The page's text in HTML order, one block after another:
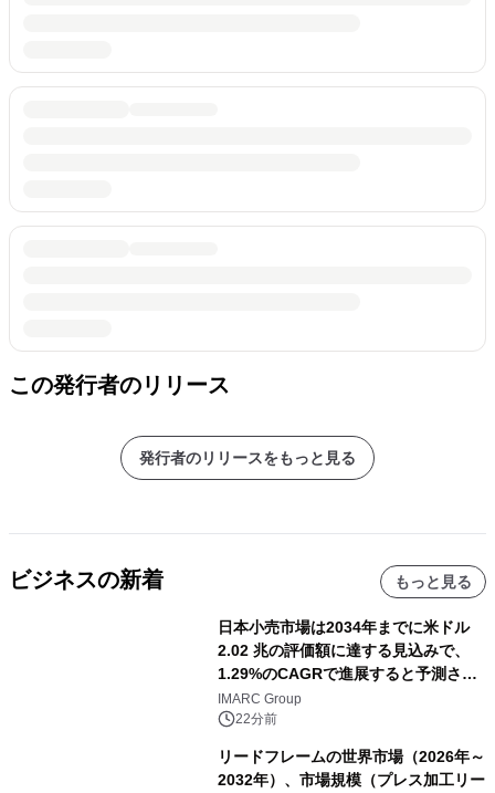
この発行者のリリース
発行者のリリースをもっと見る
ビジネスの新着 もっと見る
日本小売市場は2034年までに米ドル
2.02 兆の評価額に達する見込みで、
1.29%のCAGRで進展すると予測され
ています。
IMARC Group
22分前
リードフレームの世界市場（2026年～
2032年）、市場規模（プレス加工リー